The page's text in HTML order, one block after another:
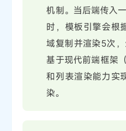
机制。当后端传入
时，模板引擎会根
域复制并渲染5次
基于现代前端框架
和列表渲染能力实
染。